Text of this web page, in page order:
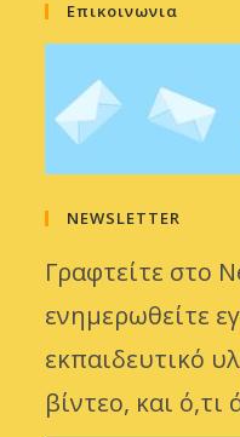
Επικοινωνια
NEWSLETTER
Γραφτείτε στο
ενημερωθείτε
εκπαιδευτικό
βίντεο, και ό,τι